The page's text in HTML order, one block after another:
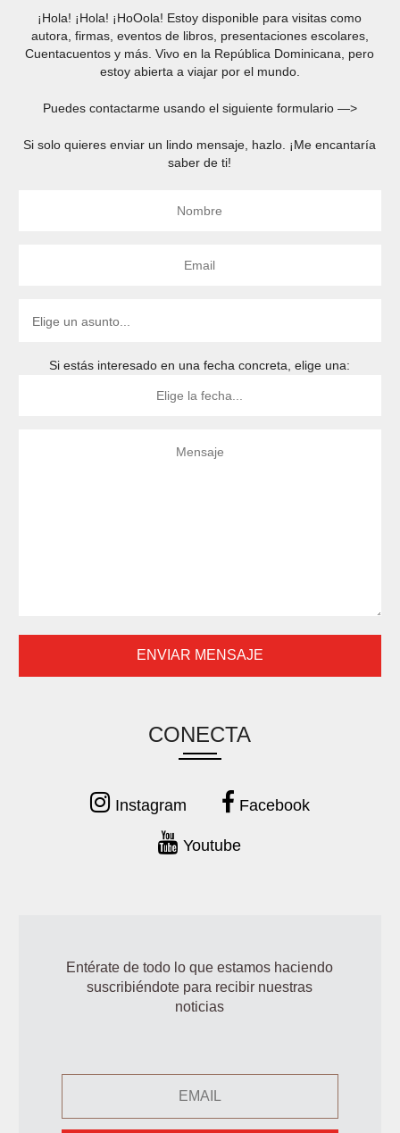
¡Hola! ¡Hola! ¡HoOola! Estoy disponible para visitas como
autora, firmas, eventos de libros, presentaciones escolares,
Cuentacuentos y más. Vivo en la República Dominicana, pero
estoy abierta a viajar por el mundo.
Puedes contactarme usando el siguiente formulario —>
Si solo quieres enviar un lindo mensaje, hazlo. ¡Me encantaría
saber de ti!
Si estás interesado en una fecha concreta, elige una:
CONECTA
Instagram Facebook
Youtube
Entérate de todo lo que estamos haciendo
suscribiéndote para recibir nuestras
noticias